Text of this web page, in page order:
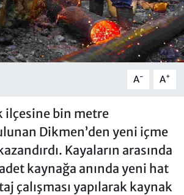
A- A+
ilçesine bin metre
Dikmen’den yeni içme
Kayaların arasında
kaynağa anında yeni hat
çalışması yapılarak kaynak